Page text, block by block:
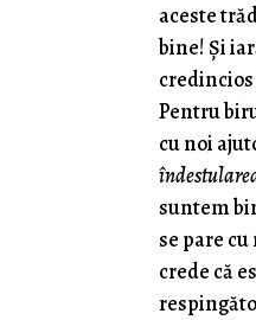
aceste
bine! Și
Pentru
cu noi
suntem
se pare
crede că